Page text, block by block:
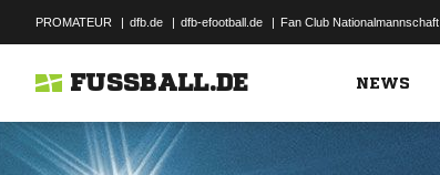
PROMATEUR | dfb.de | dfb-efootball.de | Fan Club Nationalmannschaft
FUSSBALL.DE NEWS